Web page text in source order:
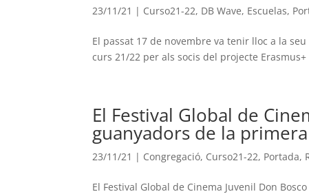
23/11/21 | Curso21-22, DB Wave, Escuelas,
El passat 17 de novembre va tenir lloc a la
curs 21/22 per als socis del projecte Erasmus+
El Festival Global de
guanyadors de la
23/11/21 | Congregació, Curso21-22, Portada,
El Festival Global de Cinema Juvenil Don